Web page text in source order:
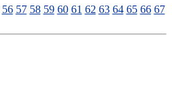
56 57 58 59 60 61 62 63 64 65 66 67